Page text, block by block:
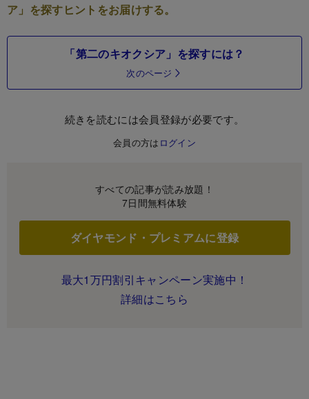
ア」を探すヒントをお届けする。
「第二のキオクシア」を探すには？
次のページ
続きを読むには会員登録が必要です。
会員の方は ログイン
すべての記事が読み放題！
7日間無料体験
ダイヤモンド・プレミアムに登録
最大1万円割引キャンペーン実施中！
詳細はこちら